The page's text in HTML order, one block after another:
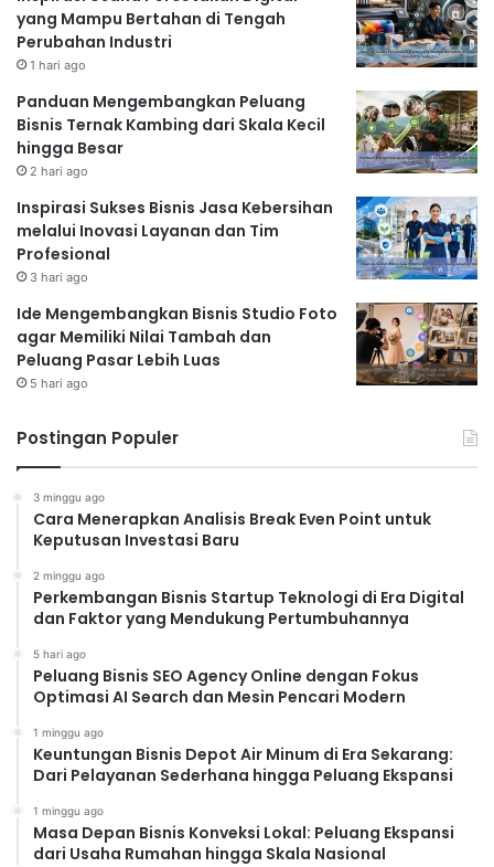
yang Mampu Bertahan di Tengah
Perubahan Industri
1 hari ago
Panduan Mengembangkan Peluang
Bisnis Ternak Kambing dari Skala Kecil
hingga Besar
2 hari ago
Inspirasi Sukses Bisnis Jasa Kebersihan
melalui Inovasi Layanan dan Tim
Profesional
3 hari ago
Ide Mengembangkan Bisnis Studio Foto
agar Memiliki Nilai Tambah dan
Peluang Pasar Lebih Luas
5 hari ago
Postingan Populer
3 minggu ago
Cara Menerapkan Analisis Break Even Point untuk
Keputusan Investasi Baru
2 minggu ago
Perkembangan Bisnis Startup Teknologi di Era Digital
dan Faktor yang Mendukung Pertumbuhannya
5 hari ago
Peluang Bisnis SEO Agency Online dengan Fokus
Optimasi AI Search dan Mesin Pencari Modern
1 minggu ago
Keuntungan Bisnis Depot Air Minum di Era Sekarang:
Dari Pelayanan Sederhana hingga Peluang Ekspansi
1 minggu ago
Masa Depan Bisnis Konveksi Lokal: Peluang Ekspansi
dari Usaha Rumahan hingga Skala Nasional